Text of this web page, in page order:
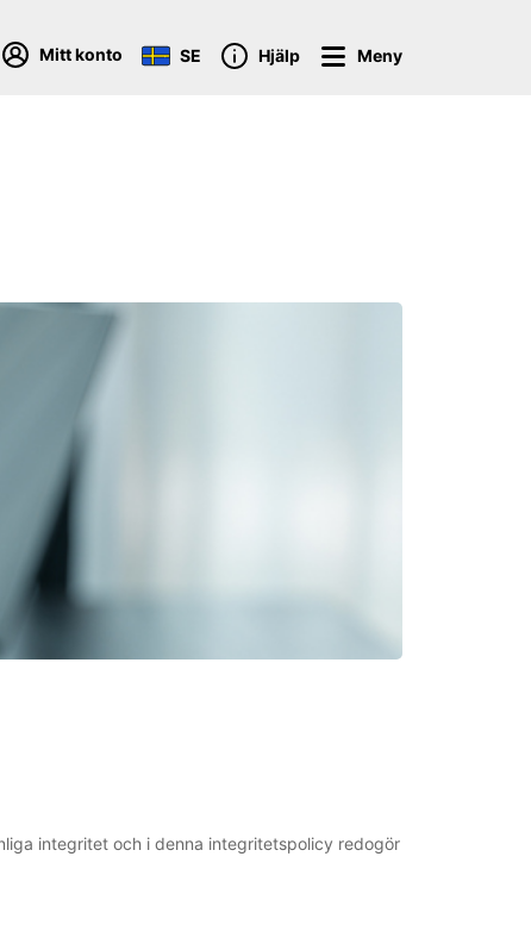
Mitt konto SE Hjälp Meny
integritet och i denna integritetspolicy redogör